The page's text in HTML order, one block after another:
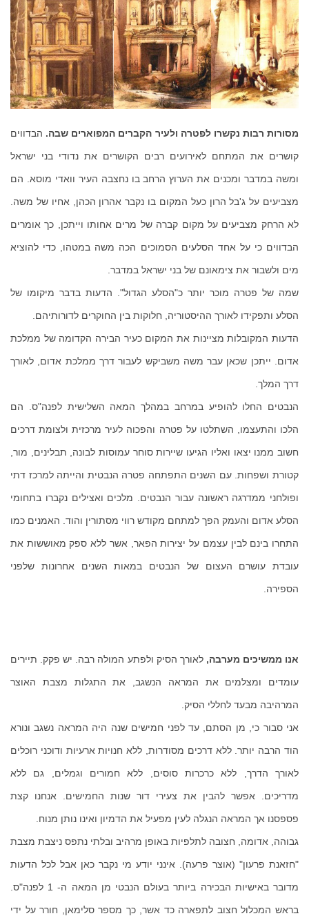
מסורות רבות נקשרו לפטרה ולעיר הקברים המפוארים שבה. הבדווים
קושרים את המתחם לאירועים רבים הקושרים את נדודי בני ישראל
ומשה במדבר ומכנים את הערוץ הרחב בו נחצבה העיר וואדי מוסא. הם
מצביעים על ג'בל הרון כעל המקום בו נקבר אהרון הכהן, אחיו של משה.
לא הרחק מצביעים על מקום קברה של מרים אחותו וייתכן, כך אומרים
הבדווים כי על אחד הסלעים הסמוכים הכה משה במטהו, כדי להוציא
מים ולשבור את צימאונם של בני ישראל במדבר.
שמה של פטרה מוכר יותר כ"הסלע הגדול". הדעות בדבר מיקומו של
הסלע ותפקידו לאורך ההיסטוריה, חלוקות בין החוקרים לדורותיהם.
הדעות המקובלות מציינות את המקום כעיר הבירה הקדומה של ממלכת
אדום. ייתכן שכאן עבר משה משביקש לעבור דרך ממלכת אדום, לאורך
דרך המלך.
הנבטים החלו להופיע במרחב במהלך המאה השלישית לפנה"ס. הם
הלכו והתעצמו, השתלטו על פטרה והפכוה לעיר מרכזית ולצומת דרכים
חשוב ממנו יצאו ואליו הגיעו שיירות סוחר עמוסות לבונה, תבלינים, מור,
קטורת ושפחות. עם השנים התפתחה פטרה הנבטית והייתה למרכז דתי
ופולחני ממדרגה ראשונה עבור הנבטים. מלכים ואצילים נקברו בתחומי
הסלע אדום והעמק הפך למתחם מקודש רווי מסתורין והוד. האמנים כמו
התחרו בינם לבין עצמם על יצירות הפאר, אשר ללא ספק מאוששות את
עובדת עושרם העצום של הנבטים במאות השנים אחרונות שלפני
הספירה.
אנו ממשיכים מערבה,לאורך הסיק ולפתע המולה רבה. יש פקק. תיירים
עומדים ומצלמים את המראה הנשגב, את התגלות מצבת האוצר
המרהיבה מבעד לחללי הסיק.
אני סבור כי, מן הסתם, עד לפני חמישים שנה היה המראה נשגב ונורא
הוד הרבה יותר. ללא דרכים מסודרות, ללא חנויות ארעיות ודוכני רוכלים
לאורך הדרך, ללא כרכרות סוסים, ללא חמורים וגמלים, גם ללא
מדריכים. אפשר להבין את צעירי דור שנות החמישים. אנחנו קצת
פספסנו אך המראה הנגלה לעין מפעיל את הדמיון ואינו נותן מנוח.
גבוהה, אדומה, חצובה לתלפיות באופן מרהיב ובלתי נתפס ניצבת מצבת
"חזאנת פרעון" (אוצר פרעה). אינני יודע מי נקבר כאן אבל לכל הדעות
מדובר באישיות הבכירה ביותר בעולם הנבטי מן המאה ה- 1 לפנה"ס.
בראש המכלול חצוב לתפארה כד אשר, כך מספר סלימאן, חורר על ידי